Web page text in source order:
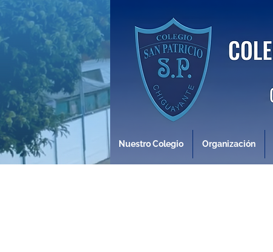
Nuestro Colegio Organización